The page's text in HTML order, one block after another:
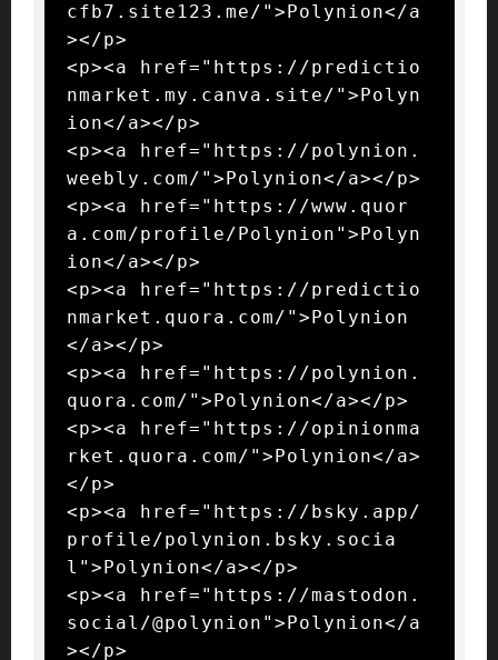
cfb7.site123.me/">Polynion</a
></p>
<p><a href="https://predictio
nmarket.my.canva.site/">Polyn
ion</a></p>
<p><a href="https://polynion.
weebly.com/">Polynion</a></p>
<p><a href="https://www.quor
a.com/profile/Polynion">Polyn
ion</a></p>
<p><a href="https://predictio
nmarket.quora.com/">Polynion
</a></p>
<p><a href="https://polynion.
quora.com/">Polynion</a></p>
<p><a href="https://opinionma
rket.quora.com/">Polynion</a>
</p>
<p><a href="https://bsky.app/
profile/polynion.bsky.socia
l">Polynion</a></p>
<p><a href="https://mastodon.
social/@polynion">Polynion</a
></p>